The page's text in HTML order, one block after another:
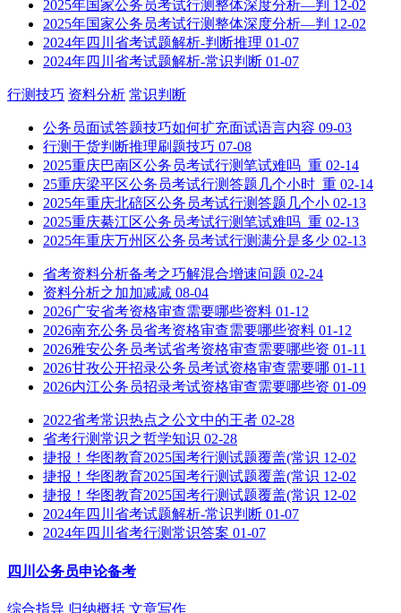
2025年国家公务员考试行测整体深度分析—判 12-02
2025年国家公务员考试行测整体深度分析—判 12-02
2024年四川省考试题解析-判断推理 01-07
2024年四川省考试题解析-常识判断 01-07
行测技巧 资料分析 常识判断
公务员面试答题技巧如何扩充面试语言内容 09-03
行测干货判断推理刷题技巧 07-08
2025重庆巴南区公务员考试行测笔试难吗_重 02-14
25重庆梁平区公务员考试行测答题几个小时_重 02-14
2025年重庆北碚区公务员考试行测答题几个小 02-13
2025重庆綦江区公务员考试行测笔试难吗_重 02-13
2025年重庆万州区公务员考试行测满分是多少 02-13
省考资料分析备考之巧解混合增速问题 02-24
资料分析之加加减减 08-04
2026广安省考资格审查需要哪些资料 01-12
2026南充公务员省考资格审查需要哪些资料 01-12
2026雅安公务员考试省考资格审查需要哪些资 01-11
2026甘孜公开招录公务员考试资格审查需要哪 01-11
2026内江公务员招录考试资格审查需要哪些资 01-09
2022省考常识热点之公文中的王者 02-28
省考行测常识之哲学知识 02-28
捷报！华图教育2025国考行测试题覆盖(常识 12-02
捷报！华图教育2025国考行测试题覆盖(常识 12-02
捷报！华图教育2025国考行测试题覆盖(常识 12-02
2024年四川省考试题解析-常识判断 01-07
2024年四川省考行测常识答案 01-07
四川公务员申论备考
综合指导 归纳概括 文章写作